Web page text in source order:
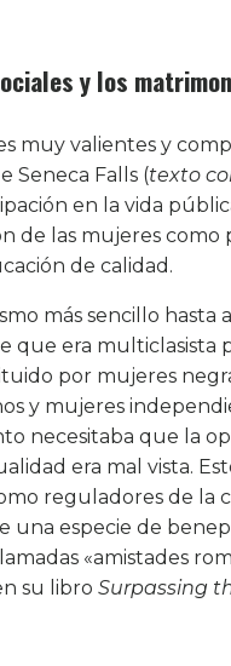
y los
muy valientes y
Seneca Falls (texto
en la vida
las mujeres
de calidad.
más sencillo hasta
era multiclasista
por mujeres
y mujeres
necesitaba que la
era mal vista.
reguladores de
una especie de
«amistades
su libro Surpassing